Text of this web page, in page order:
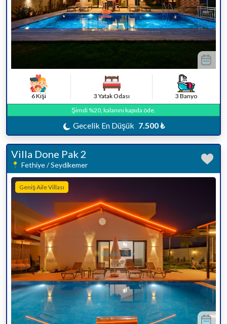
6 Kişi 3 Yatak Odası
3 Banyo
Şimdi %20, kalanını kapıda öde.
Gecelik En Düşük 7.500 ₺
Villa Done Pak 2
Fethiye / Seydikemer
Geniş Aile Villası